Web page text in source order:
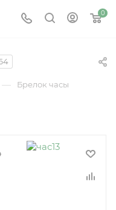
0
— Брелок часы